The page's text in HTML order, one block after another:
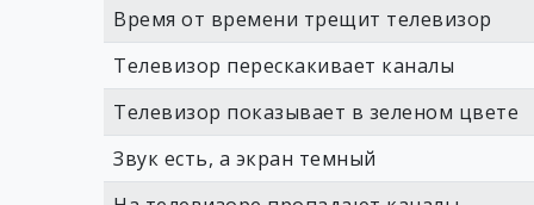
Время от времени трещит телевизор
Телевизор перескакивает каналы
Телевизор показывает в зеленом цвете
Звук есть, а экран темный